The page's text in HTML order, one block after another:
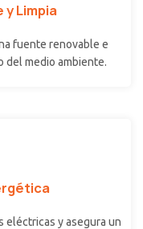
Limpia
fuente renovable e
del medio ambiente.
eléctricas y asegura un